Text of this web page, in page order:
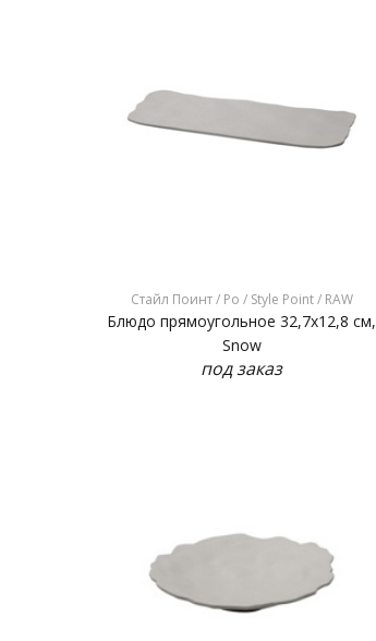
Стайл Поинт / Ро / Style Point / RAW
Блюдо прямоугольное 32,7x12,8 см,
Snow
под заказ